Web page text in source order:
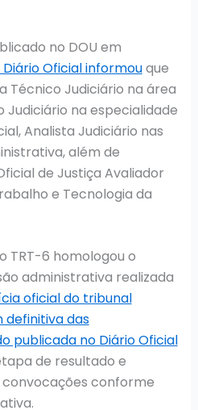
no DOU em
Oficial informouque
Técnico Judiciário na área
Judiciário na especialidade
Analista Judiciário nas
além de
de Justiça Avaliador
e Tecnologia da
TRT-6 homologou o
administrativa realizada
oficial do tribunal
definitiva das
publicada no Diário Oficial
de resultado e
conforme